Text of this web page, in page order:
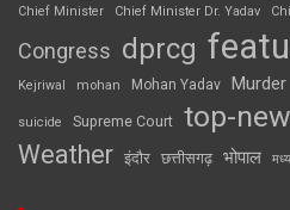
Chief Minister
Chief Minister Dr. Yadav
Congress dprcg
Kejriwal mohan Mohan Yadav Murder
suicide Supreme Court top-
Weather इंदौर छत्तीसगढ़ भोपाल